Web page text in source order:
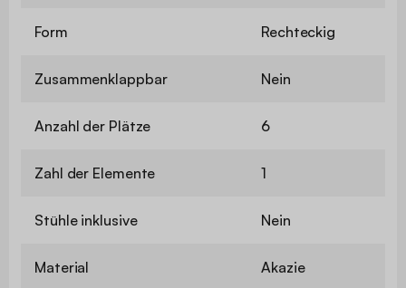
Form Rechteckig
Zusammenklappbar Nein
Anzahl der Plätze 6
Zahl der Elemente 1
Stühle inklusive Nein
Material Akazie